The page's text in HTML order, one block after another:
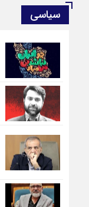
سیاسی